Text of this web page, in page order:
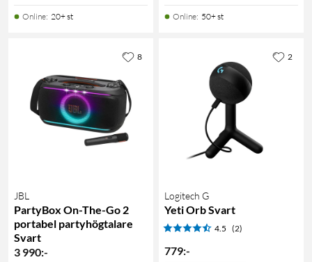
Online: 20+ st Online: 50+ st
JBL
PartyBox On-The-Go 2
portabel partyhögtalare
Svart
3 990:-
8
Logitech G
Yeti Orb Svart
4.5 (2)
779:-
2